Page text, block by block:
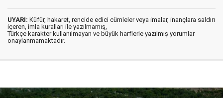
UYARI: Küfür, hakaret, rencide edici cümleler veya imalar, inançlara saldırı
içeren, imla kuralları ile yazılmamış,
Türkçe karakter kullanılmayan ve büyük harflerle yazılmış yorumlar
onaylanmamaktadır.